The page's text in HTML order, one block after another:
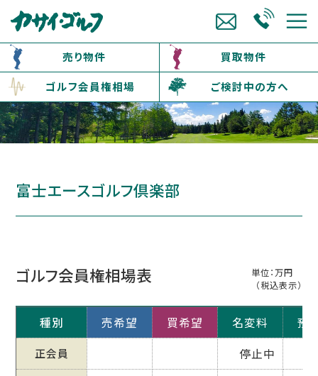
売り物件
買取物件
ゴルフ会員権相場
ご検討中の方へ
富士エースゴルフ倶楽部
ゴルフ会員権相場表
単位：万円
（税込表示）
種別 売希望 買希望 名変料 預
正会員 停止中